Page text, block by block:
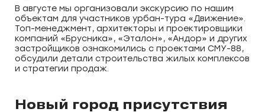
В августе мы организовали экскурсию по нашим
объектам для участников урбан-тура «Движение».
Топ-менеджмент, архитекторы и проектировщики
компаний «Брусника», «Эталон», «Андор» и других
застройщиков ознакомились с проектами СМУ-88,
обсудили детали строительства жилых комплексов
и стратегии продаж.
Новый город присутствия